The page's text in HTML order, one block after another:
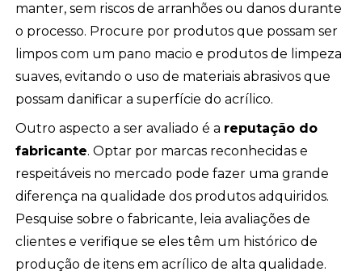
manter, sem riscos de arranhões ou danos durante
o processo. Procure por produtos que possam ser
limpos com um pano macio e produtos de limpeza
suaves, evitando o uso de materiais abrasivos que
possam danificar a superfície do acrílico.
Outro aspecto a ser avaliado é a reputação do
fabricante. Optar por marcas reconhecidas e
respeitáveis no mercado pode fazer uma grande
diferença na qualidade dos produtos adquiridos.
Pesquise sobre o fabricante, leia avaliações de
clientes e verifique se eles têm um histórico de
produção de itens em acrílico de alta qualidade.